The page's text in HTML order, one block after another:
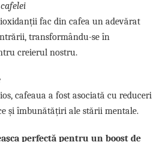
fac din cafea un adevărat
transformându-se în
creierul nostru.
cafeaua a fost asociată cu reduceri
și îmbunătățiri ale stării mentale.
perfectă pentru un boost de